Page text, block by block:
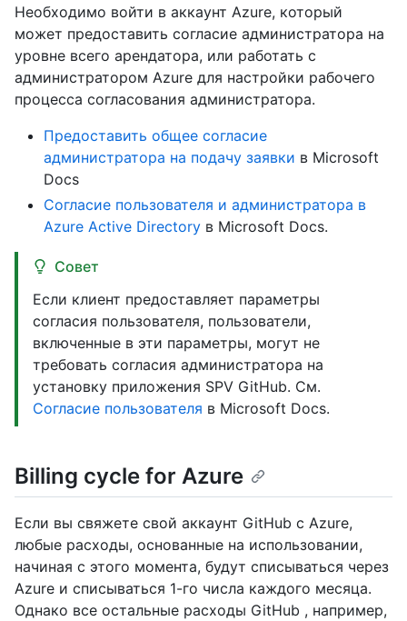
Необходимо войти в аккаунт Azure, который
может предоставить согласие администратора на
уровне всего арендатора, или работать с
администратором Azure для настройки рабочего
процесса согласования администратора.
Предоставить общее согласие
администратора на подачу заявки в Microsoft
Docs
Согласие пользователя и администратора в
Azure Active Directory в Microsoft Docs.
Совет
Если клиент предоставляет параметры
согласия пользователя, пользователи,
включенные в эти параметры, могут не
требовать согласия администратора на
установку приложения SPV GitHub. См.
Согласие пользователя в Microsoft Docs.
Billing cycle for Azure
Если вы свяжете свой аккаунт GitHub с Azure,
любые расходы, основанные на использовании,
начиная с этого момента, будут списываться через
Azure и списываться 1-го числа каждого месяца.
Однако все остальные расходы GitHub , например,